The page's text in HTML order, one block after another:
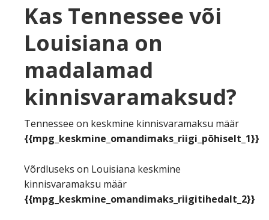
Kas Tennessee või
Louisiana on
madalamad
kinnisvaramaksud?
Tennessee on keskmine kinnisvaramaksu määr
{{mpg_keskmine_omandimaks_riigi_põhiselt_1}}
Võrdluseks on Louisiana keskmine
kinnisvaramaksu määr
{{mpg_keskmine_omandimaks_riigitihedalt_2}}